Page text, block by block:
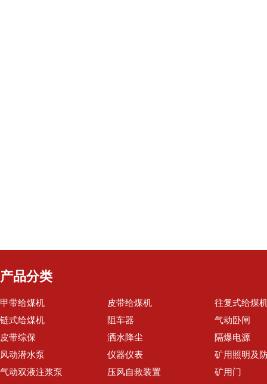
产品分类
甲带给煤机 皮带给煤机
往复式给煤
链式给煤机
阻车器
气动卧闸
皮带综保
洒水降尘
隔爆电源
风动潜水泵
仪器仪表
矿用照明及
气动双液注浆泵
压风自救装置
矿用门